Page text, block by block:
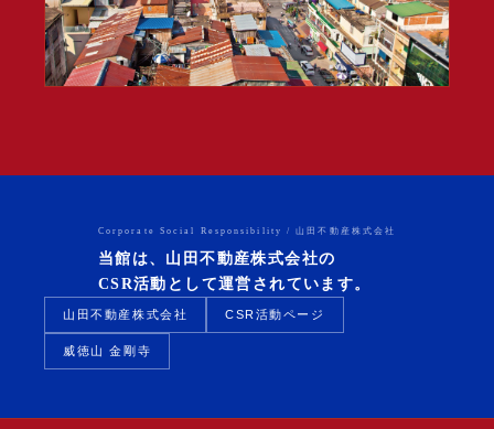
Corporate Social Responsibility / 山田不動産株式会社
当館は、山田不動産株式会社の
CSR活動として運営されています。
山田不動産株式会社 CSR活動ページ
威徳山 金剛寺